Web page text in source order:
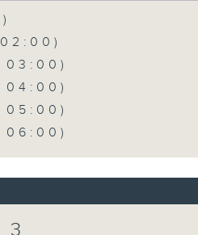
03:00)
04:00)
05:00)
06:00)
3